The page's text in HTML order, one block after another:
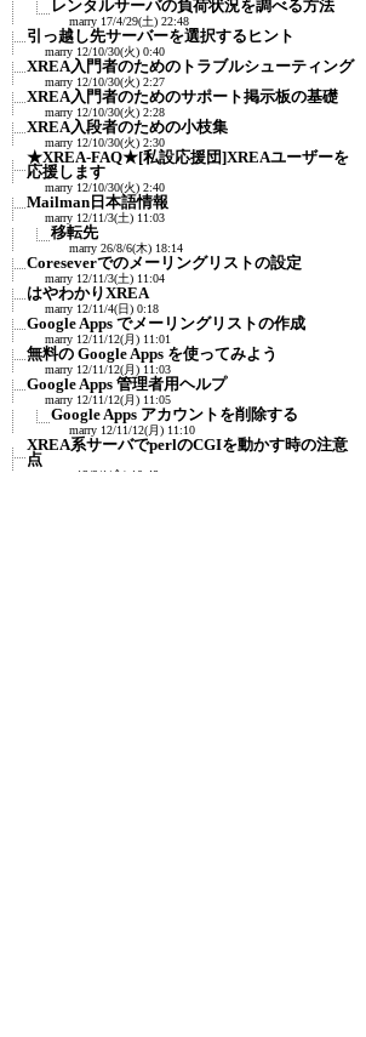
レンタルサーバの負荷状況を調べる方法
marry 17/4/29(土) 22:48
引っ越し先サーバーを選択するヒント
marry 12/10/30(火) 0:40
XREA入門者のためのトラブルシューティング
marry 12/10/30(火) 2:27
XREA入門者のためのサポート掲示板の基礎
marry 12/10/30(火) 2:28
XREA入段者のための小枝集
marry 12/10/30(火) 2:30
★XREA-FAQ★[私設応援団]XREAユーザーを
応援します
marry 12/10/30(火) 2:40
Mailman日本語情報
marry 12/11/3(土) 11:03
移転先
marry 26/8/6(木) 18:14
Coreseverでのメーリングリストの設定
marry 12/11/3(土) 11:04
はやわかりXREA
marry 12/11/4(日) 0:18
Google Apps でメーリングリストの作成
marry 12/11/12(月) 11:01
無料の Google Apps を使ってみよう
marry 12/11/12(月) 11:03
Google Apps 管理者用ヘルプ
marry 12/11/12(月) 11:05
Google Apps アカウントを削除する
marry 12/11/12(月) 11:10
XREA系サーバでperlのCGIを動かす時の注意
点
13/2/1(金) 10:48